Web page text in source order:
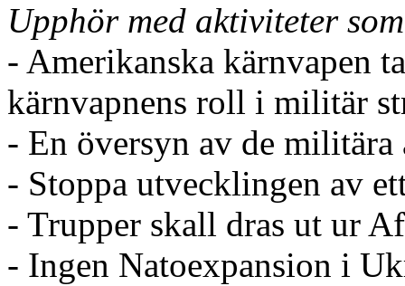
Upphör med aktiviteter
- Amerikanska kärnvapen
kärnvapnens roll i militär
- En översyn av de militära
- Stoppa utvecklingen av
- Trupper skall dras ut ur
- Ingen Natoexpansion i